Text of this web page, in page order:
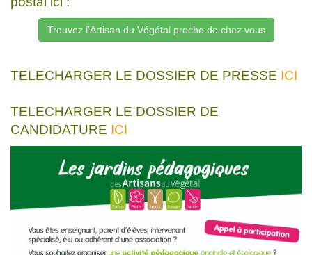
Trouvez l'Artisan du Végétal proche de chez vous
TELECHARGER LE DOSSIER DE PRESSE ICI
TELECHARGER LE DOSSIER DE
CANDIDATURE ICI